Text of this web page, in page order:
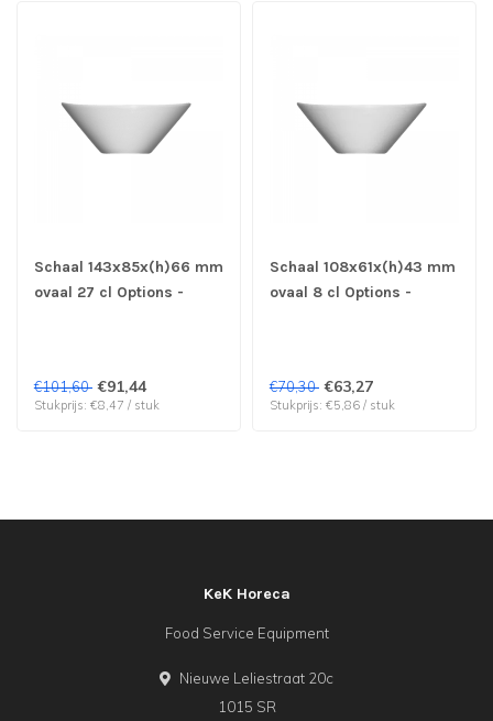
Schaal 143x85x(h)66 mm
ovaal 27 cl Options -
€101,60 €91,44
Stukprijs: €8,47 / stuk
Schaal 108x61x(h)43 mm
ovaal 8 cl Options -
€70,30 €63,27
Stukprijs: €5,86 / stuk
KeK Horeca
Food Service Equipment
Nieuwe Leliestraat 20c
1015 SR